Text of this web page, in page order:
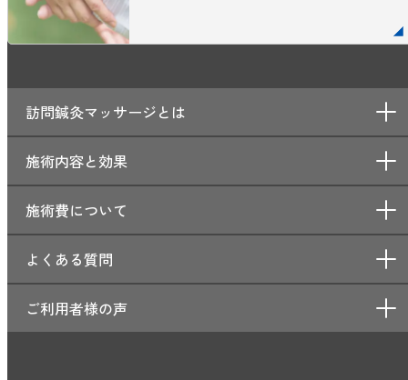
訪問鍼灸マッサージとは
施術内容と効果
施術費について
よくある質問
ご利用者様の声